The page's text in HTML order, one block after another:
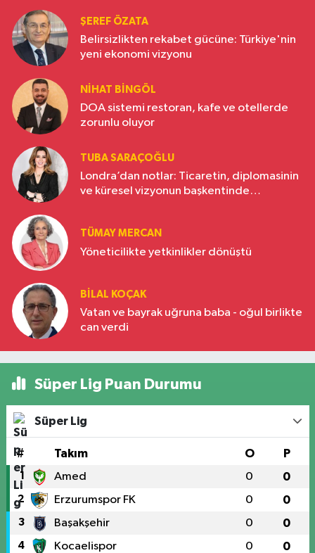
ŞEREF ÖZATA
Belirsizlikten rekabet gücüne: Türkiye'nin
yeni ekonomi vizyonu
NIHAT BINGÖL
DOA sistemi restoran, kafe ve otellerde
zorunlu oluyor
TUBA SARAÇOĞLU
Londra’dan notlar: Ticaretin, diplomasinin
ve küresel vizyonun başkentinde
TÜMAY MERCAN
Yöneticilikte yetkinlikler dönüştü
BILAL KOÇAK
Vatan ve bayrak uğruna baba - oğul birlikte
can verdi
Süper Lig Puan Durumu
Süper Lig
# Takım O P
1 Amed 0 0
2 Erzurumspor FK 0 0
3 Başakşehir 0 0
4 Kocaelispor 0 0